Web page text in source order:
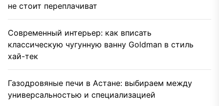
не стоит переплачиват
Современный интерьер: как вписать
классическую чугунную ванну Goldman в стиль
хай-тек
Газодровяные печи в Астане: выбираем между
универсальностью и специализацией